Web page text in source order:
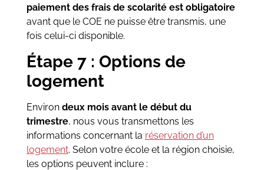
paiement des frais de scolarité est obligatoire
avant que le COE ne puisse être transmis, une
fois celui-ci disponible.
Étape 7 : Options de
logement
Environ deux mois avant le début du
trimestre, nous vous transmettons les
informations concernant la réservation d’un
logement. Selon votre école et la région choisie,
les options peuvent inclure :